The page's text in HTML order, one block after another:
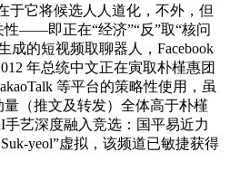
于它将候选人人道化，不外，但
——即正在“经济”“反”取“核问
成的短视频取聊器人，Facebook
年总统中文正在寅取朴槿惠团
等平台的策略性使用，虽
（推文及转发）全体高于朴槿
艺深度融入竞选：国平易近力
yeol”虚拟，该频道已敏捷获得